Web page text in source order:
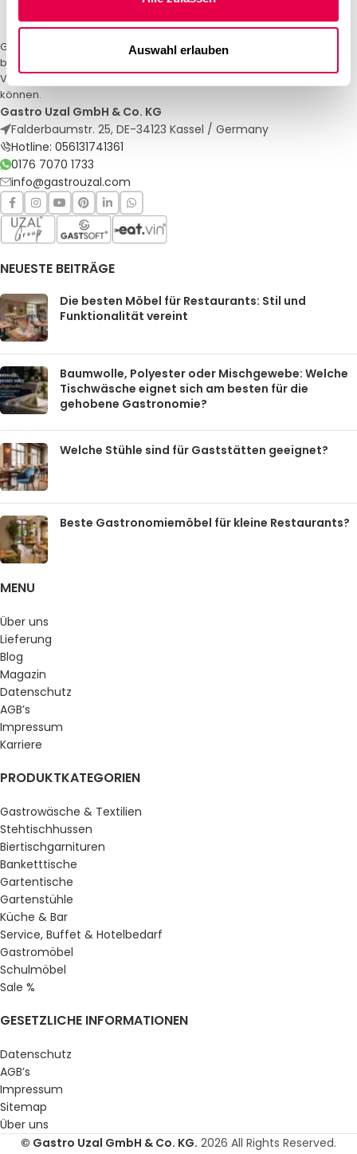
Auswahl erlauben
Gastro Uzal – Ihr Spezialist für Gastronomiemöbel und -textilien. Wir
bieten maßgeschneiderte Lösungen für Restaurants, Hotels und
Veranstaltungen. Qualität und Service, auf die Sie sich verlassen
können.
Gastro Uzal GmbH & Co. KG
Falderbaumstr. 25, DE-34123 Kassel / Germany
Hotline: 056131741361
0176 7070 1733
info@gastrouzal.com
NEUESTE BEITRÄGE
Die besten Möbel für Restaurants: Stil und
Funktionalität vereint
Baumwolle, Polyester oder Mischgewebe: Welche
Tischwäsche eignet sich am besten für die
gehobene Gastronomie?
Welche Stühle sind für Gaststätten geeignet?
Beste Gastronomiemöbel für kleine Restaurants?
MENU
Über uns
Lieferung
Blog
Magazin
Datenschutz
AGB’s
Impressum
Karriere
PRODUKTKATEGORIEN
Gastrowäsche & Textilien
Stehtischhussen
Biertischgarnituren
Banketttische
Gartentische
Gartenstühle
Küche & Bar
Service, Buffet & Hotelbedarf
Gastromöbel
Schulmöbel
Sale %
GESETZLICHE INFORMATIONEN
Datenschutz
AGB’s
Impressum
Sitemap
Über uns
© Gastro Uzal GmbH & Co. KG. 2026 All Rights Reserved.